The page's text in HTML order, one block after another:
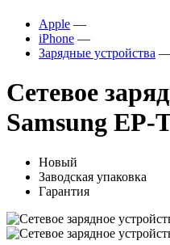
Apple
iPhone
Зарядные устройства
Сетевое
Samsung EP-
Новый
Заводская упаковка
Гарантия